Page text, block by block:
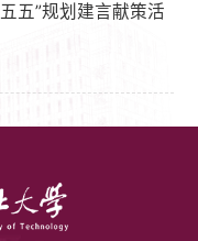
五”规划建言献策活